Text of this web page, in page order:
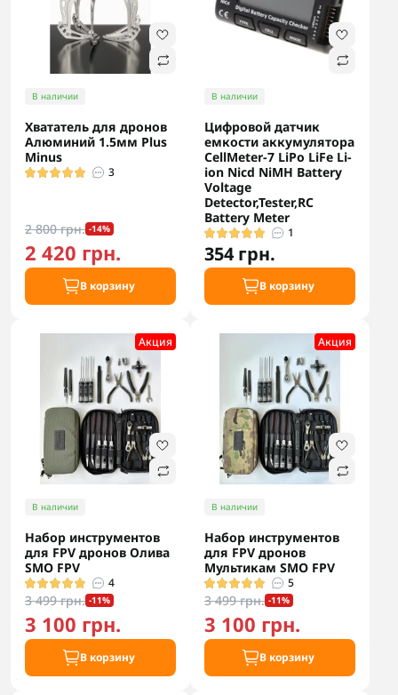
В наличии
Хвататель для дронов
Алюминий 1.5мм Plus
Minus
3
2 800 грн. -14%
2 420 грн.
В корзину
В наличии
Цифровой датчик
емкости аккумулятора
CellMeter-7 LiPo LiFe Li-
ion Nicd NiMH Battery
Voltage
Detector,Tester,RC
Battery Meter
1
354 грн.
В корзину
Акция
В наличии
Набор инструментов
для FPV дронов Олива
SMO FPV
4
3 499 грн. -11%
3 100 грн.
В корзину
Акция
В наличии
Набор инструментов
для FPV дронов
Мультикам SMO FPV
5
3 499 грн. -11%
3 100 грн.
В корзину